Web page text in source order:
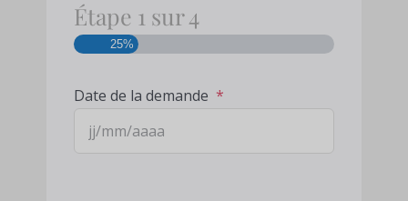
Étape 1 sur4
25%
Date de la demande *